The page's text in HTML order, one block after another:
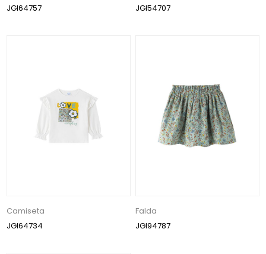
JGI64757
JGI54707
Camiseta
JGI64734
Falda
JGI94787